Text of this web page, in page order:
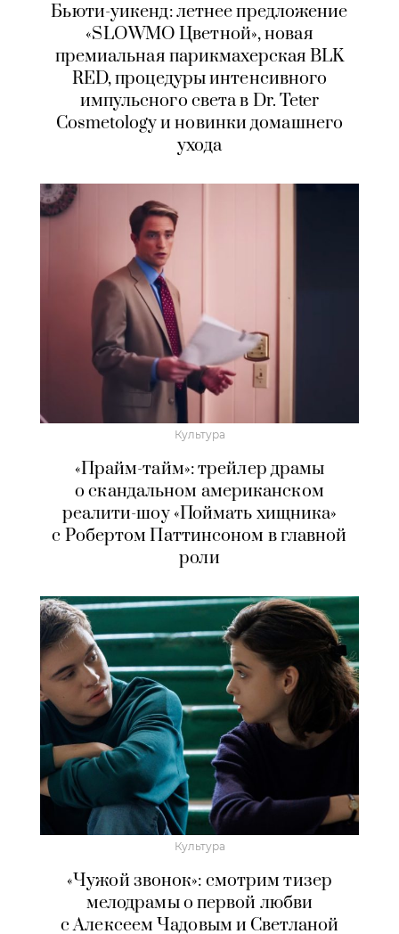
Бьюти-уикенд: летнее предложение
«SLOWMO Цветной», новая
премиальная парикмахерская BLK
RED, процедуры интенсивного
импульсного света в Dr. Teter
Cosmetology и новинки домашнего
ухода
Культура
«Прайм-тайм»: трейлер драмы
о скандальном американском
реалити-шоу «Поймать хищника»
с Робертом Паттинсоном в главной
роли
Культура
«Чужой звонок»: смотрим тизер
мелодрамы о первой любви
с Алексеем Чадовым и Светланой